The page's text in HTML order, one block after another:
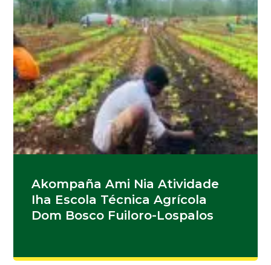
Akompaña Ami Nia Atividade
Iha Escola Técnica Agrícola
Dom Bosco Fuiloro-Lospalos